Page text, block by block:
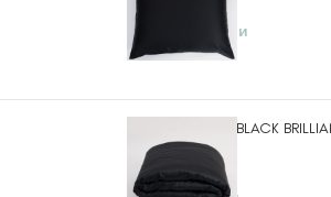
5.340
14 в наличии
Пододеяльник BLACK
11.400₽